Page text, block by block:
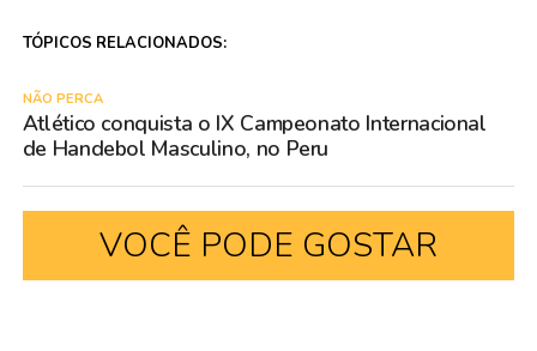
TÓPICOS RELACIONADOS:
NÃO PERCA
Atlético conquista o IX Campeonato Internacional
de Handebol Masculino, no Peru
VOCÊ PODE GOSTAR